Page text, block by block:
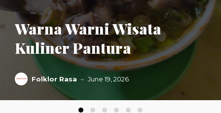
Warna Warni Wisata
Kuliner Pantura
Folklor Rasa June 19, 2026